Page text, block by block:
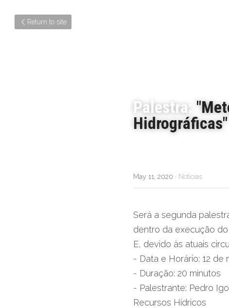
Return to site
Palestra:
Hidrográficas"
May 11, 2020 · Notícias
Será a segunda
dentro da execução do
E, devido às atuais
- Data e Horário: 12 de
- Duração: 20 minutos
- Palestrante: Pedro
Recursos Hídricos